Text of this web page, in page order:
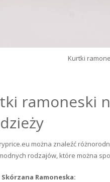
Kurtki
ramoneski
można znaleźć
rodzajów, które można
Ramoneska: